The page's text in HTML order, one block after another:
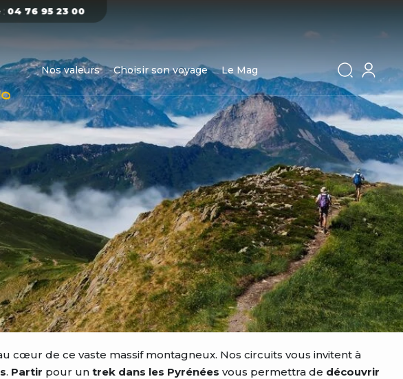
: 04 76 95 23 00
Nos valeurs Choisir son voyage Le Mag
cœur de ce vaste massif montagneux. Nos circuits vous invitent à
. Partir pour un trek dans les Pyrénées vous permettra de découvrir